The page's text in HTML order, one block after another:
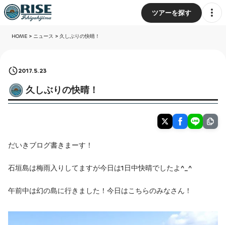
ツアーを探す
HOME> ニュース > 久しぶりの快晴！
2017.5.23
久しぶりの快晴！
だいきブログ書きまーす！
石垣島は梅雨入りしてますが今日は1日中快晴でしたよ^_^
午前中は幻の島に行きました！今日はこちらのみなさん！